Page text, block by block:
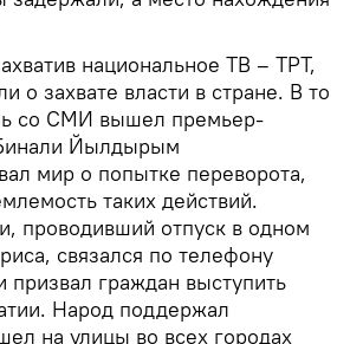
национальное ТВ – ТРТ,
о захвате власти в стране. В то
со СМИ вышел премьер-
Йылдырым
мир о попытке переворота,
таких действий.
проводивший отпуск в одном
связался по телефону
призвал граждан выступить
Народ поддержал
на улицы во всех городах